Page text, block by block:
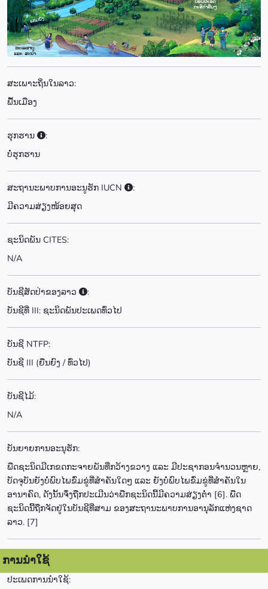
ສະເພາະຖິ່ນໃນລາວ:
ພື້ນເມືອງ
ຮຸກຮານ
:
ບໍ່ຮຸກຮານ
ສະຖານະພາບການອະນູຮັກ IUCN
:
ມີຄວາມສ່ຽງໜ້ອຍສຸດ
ຊະນິດພັນ CITES:
N/A
ບັນຊີສັດປ່າຂອງລາວ
:
ບັນຊີທີ່ III: ຊະນິດພັນປະເພດທົ່ວໄປ
ບັນຊີ NTFP:
ບັນຊີ III (ຍືນຍົງ / ທົ່ວໄປ)
ບັນຊີໄມ້:
N/A
ບັນຍາຍການອະນຸຮັກ:
ພືດຊະນິດມີເກຂດກະຈາຍພັນທີ່ກວ້າງຂວາງ ແລະ ມີປະຊາກອນຈຳນວນຫຼາຍ,
ບັດຈຸບັນຍັງບໍ່ພົບໄພຂົ່ມຂູ່ທີ່ສຳຄັນໃດໆ ແລະ ຍັງບໍ່ພົບໄພຂົ່ມຂູ່ທີ່ສຳຄັນໃນ
ອານາຄົດ, ດັງນັ້ນຈຶ່ງຖືກປະເມີນວ່າພືກຊະນິດນີ້ມີຄວາມສ່ຽງຕ່ຳ [6]. ພືດ
ຊະນິດນີ້ຖືກຈັດຢູ່ໃນບັນຊີທີ່ສາມ ຂອງສະຖານະພາບການອານຸລັກແຫ່ງຊາດ
ລາວ. [7]
ການນຳໃຊ້
ປະເພດການນຳໃຊ້: